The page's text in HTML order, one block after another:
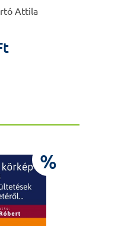
Attila
%